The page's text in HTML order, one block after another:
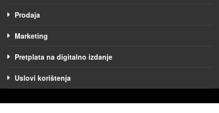
Prodaja
Marketing
Pretplata na digitalno izdanje
Uslovi korištenja